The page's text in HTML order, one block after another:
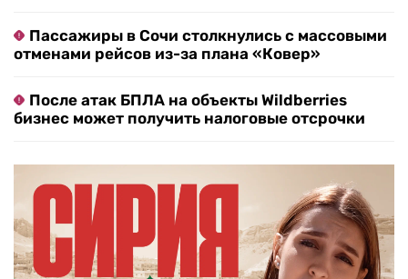
Пассажиры в Сочи столкнулись с массовыми
отменами рейсов из-за плана «Ковер»
После атак БПЛА на объекты Wildberries
бизнес может получить налоговые отсрочки